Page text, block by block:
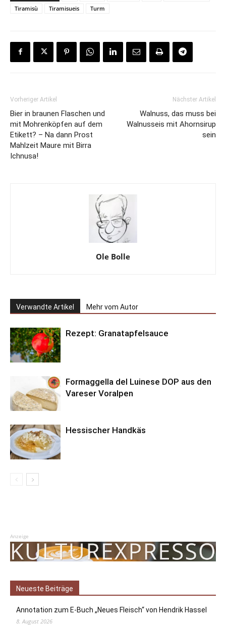
Tiramisù
Tiramisueis Turm
Vorheriger Artikel
Bier in braunen Flaschen und
mit Mohrenköpfen auf dem
Etikett? – Na dann Prost
Mahlzeit Maure mit Birra
Ichnusa!
Nächster Artikel
Walnuss, das muss bei
Walnusseis mit Ahornsirup
sein
Ole Bolle
Verwandte Artikel Mehr vom Autor
Rezept: Granatapfelsauce
Formaggella del Luinese DOP aus den
Vareser Voralpen
Hessischer Handkäs
Anzeige
Neueste Beiträge
Annotation zum E-Buch „Neues Fleisch“ von Hendrik Hassel
8. August 2026